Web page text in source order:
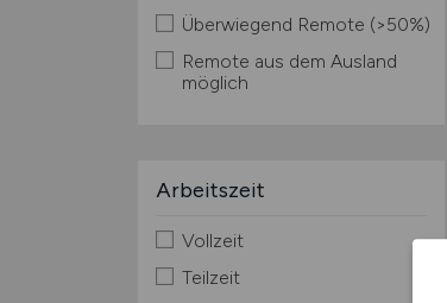
Überwiegend Remote (>50%)
Remote aus dem Ausland
möglich
Arbeitszeit
Vollzeit
Teilzeit